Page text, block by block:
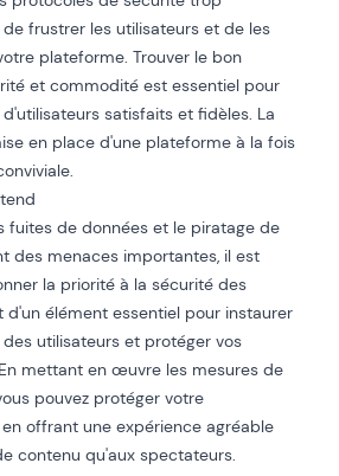
frustrer les utilisateurs et de les
plateforme. Trouver le bon
et commodité est essentiel pour
satisfaits et fidèles. La
en place d'une plateforme à la fois
fuites de données et le piratage de
des menaces importantes, il est
la priorité à la sécurité des
d'un élément essentiel pour instaurer
utilisateurs et protéger vos
mettant en œuvre les mesures de
pouvez protéger votre
offrant une expérience agréable
contenu qu'aux spectateurs.